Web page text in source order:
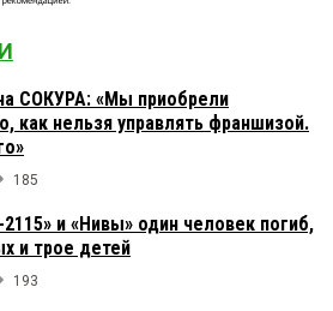
СОКУРА: «Мы приобрели
как нельзя управлять франшизой.
185
и «Нивы» один человек погиб,
и трое детей
193